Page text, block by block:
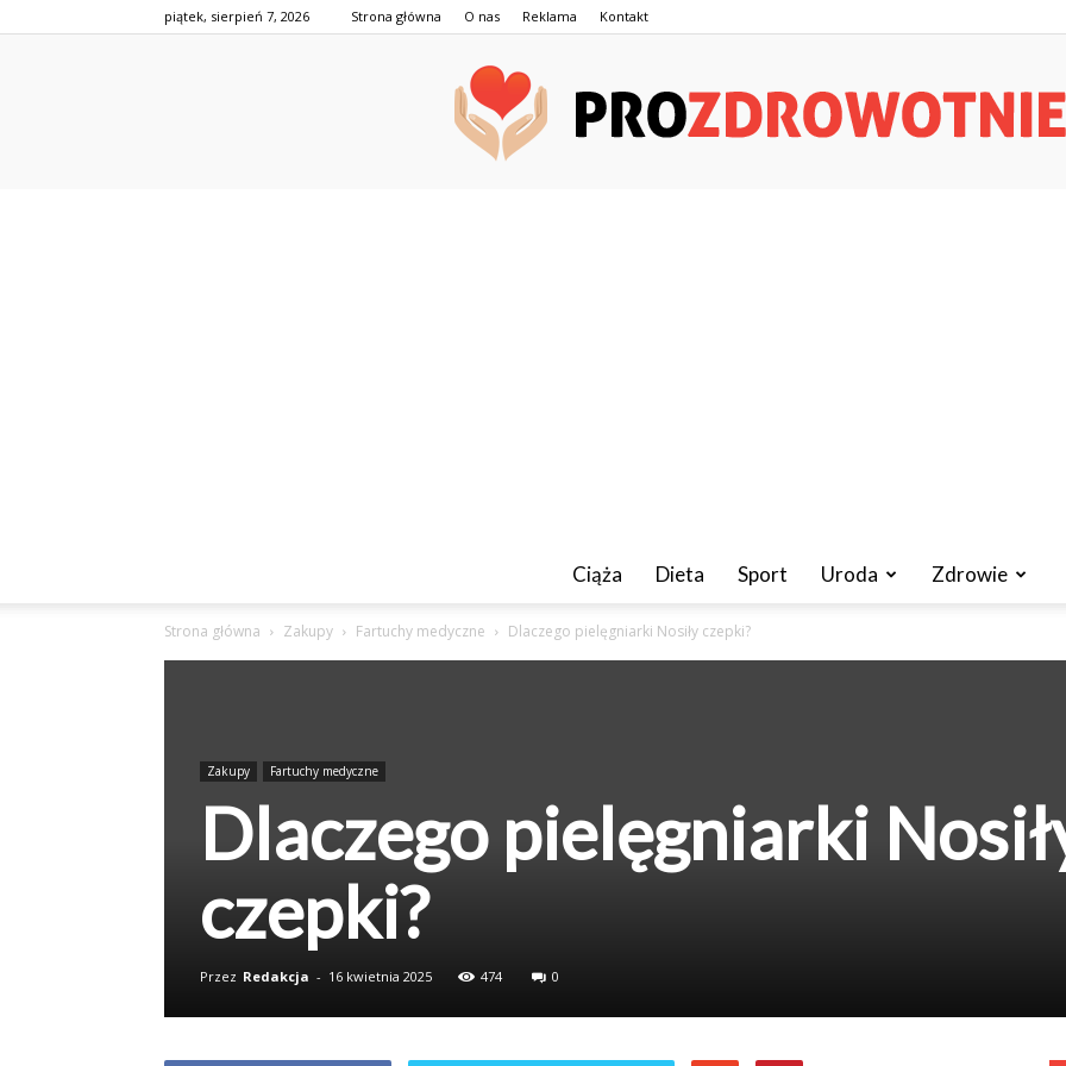
piątek, sierpień 7, 2026 Strona główna O nas Reklama Kontakt
Ciąża Dieta Sport Uroda Zdrowie
Strona główna Zakupy Fartuchy medyczne Dlaczego pielęgniarki Nosiły czepki?
Zakupy Fartuchy medyczne
Dlaczego pielęgniarki
czepki?
Przez Redakcja - 16 kwietnia 2025 474 0